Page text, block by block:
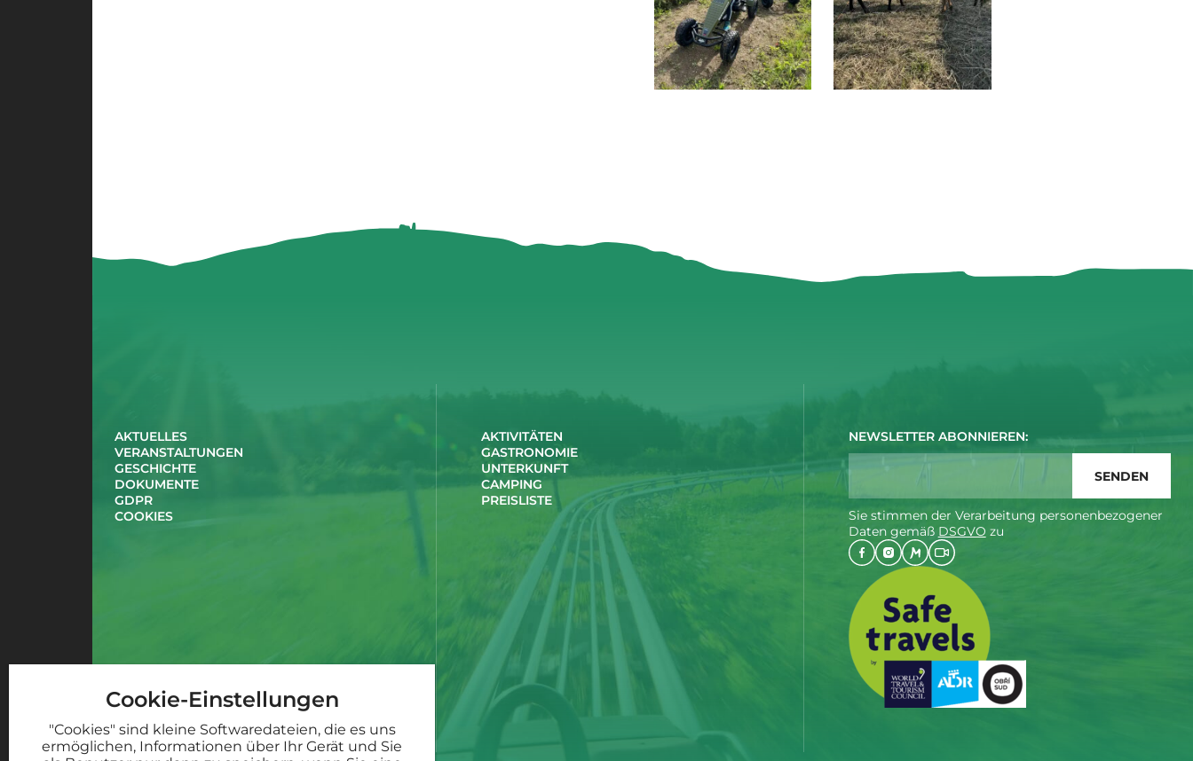
Cookie-Einstellungen
"Cookies" sind kleine Softwaredateien, die es uns
ermöglichen, Informationen über Ihr Gerät und Sie
AKTUELLES
VERANSTALTUNGEN
GESCHICHTE
DOKUMENTE
GDPR
COOKIES
AKTIVITÄTEN
GASTRONOMIE
UNTERKUNFT
CAMPING
PREISLISTE
NEWSLETTER ABONNIEREN:
Sie stimmen der Verarbeitung personenbezogener
Daten gemäß DSGVO zu